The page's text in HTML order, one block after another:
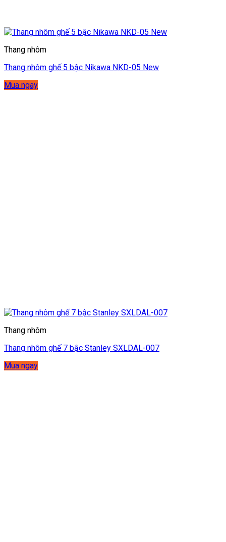
Thang nhôm
Thang nhôm ghế 5 bậc Nikawa NKD-05 New
Mua ngay
Thang nhôm
Thang nhôm ghế 7 bậc Stanley SXLDAL-007
Mua ngay